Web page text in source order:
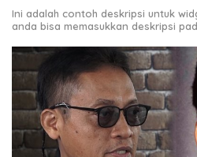
Ini adalah contoh deskripsi untuk
anda bisa memasukkan deskripsi